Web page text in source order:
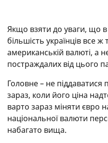
Якщо взяти до уваги, що
більшість українців все
американській валюті, а
постраждалих від цього
Головне – не піддаватися
зараз, коли його ціна
варто зараз міняти євро
національної валюти
набагато вища.